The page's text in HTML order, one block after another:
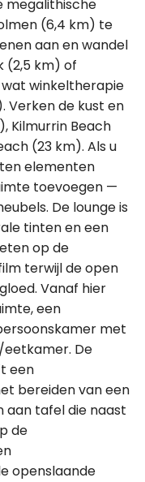
megalithische
(6,4 km) te
aan en wandel
(2,5 km) of
winkeltherapie
Verken de kust en
Kilmurrin Beach
(23 km). Als u
elementen
toevoegen —
De lounge is
tinten en een
op de
terwijl de open
Vanaf hier
een
met
De
een
bereiden van een
aan tafel die naast
de
openslaande